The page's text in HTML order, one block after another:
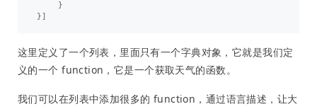
}
}]
这里定义了一个列表，里面只有一个字典对象，它就是我们定
义的一个 function，它是一个获取天气的函数。
我们可以在列表中添加很多的 function，通过语言描述，让大